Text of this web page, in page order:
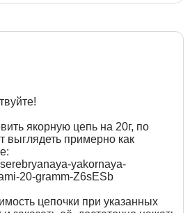
якорную цепь на 20г, по
выглядеть примерно как
yakornaya-
20-gramm-Z6sESb
цепочки при указанных